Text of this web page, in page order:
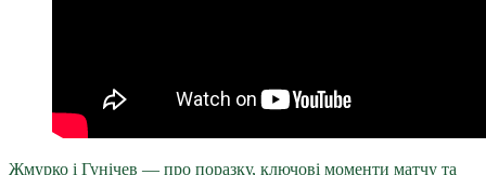
Жмурко і Гунічев — про поразку, ключові моменти матчу та